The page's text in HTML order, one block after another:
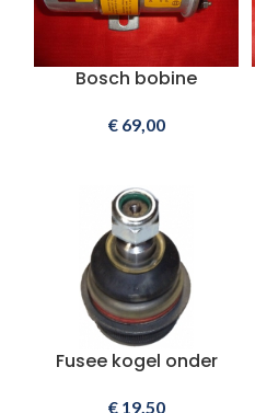
Bosch bobine
€69,00
Fusee kogel onder
€19,50